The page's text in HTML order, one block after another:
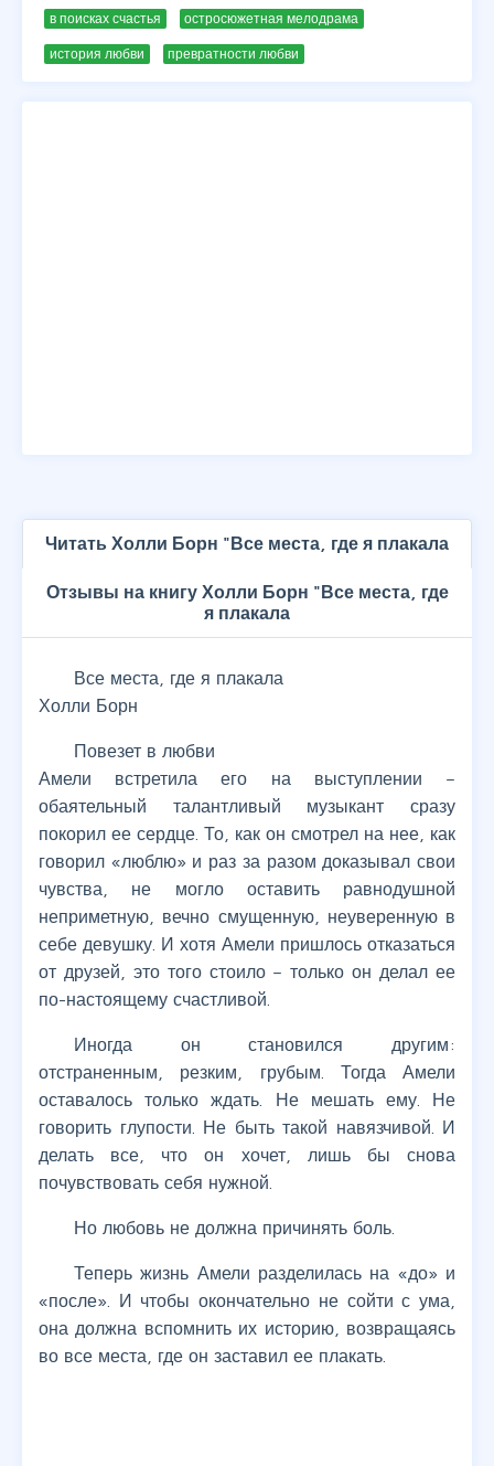
в поисках счастья остросюжетная мелодрама
история любви превратности любви
Читать Холли Борн "Все места, где я плакала
Отзывы на книгу Холли Борн "Все места, где
я плакала
Все места, где я плакала
Холли Борн
Повезет в любви
Амели встретила его на выступлении –
обаятельный талантливый музыкант сразу
покорил ее сердце. То, как он смотрел на нее, как
говорил «люблю» и раз за разом доказывал свои
чувства, не могло оставить равнодушной
неприметную, вечно смущенную, неуверенную в
себе девушку. И хотя Амели пришлось отказаться
от друзей, это того стоило – только он делал ее
по-настоящему счастливой.
Иногда он становился другим:
отстраненным, резким, грубым. Тогда Амели
оставалось только ждать. Не мешать ему. Не
говорить глупости. Не быть такой навязчивой. И
делать все, что он хочет, лишь бы снова
почувствовать себя нужной.
Но любовь не должна причинять боль.
Теперь жизнь Амели разделилась на «до» и
«после». И чтобы окончательно не сойти с ума,
она должна вспомнить их историю, возвращаясь
во все места, где он заставил ее плакать.